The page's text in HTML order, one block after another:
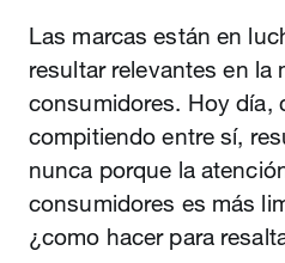
Las marcas están en
resultar relevantes en la
consumidores. Hoy día,
compitiendo entre sí,
nunca porque la
consumidores es más
¿como hacer para